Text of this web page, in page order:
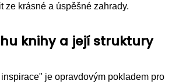
ze krásné a úspěšné zahrady.
knihy a její struktury
je opravdovým pokladem pro